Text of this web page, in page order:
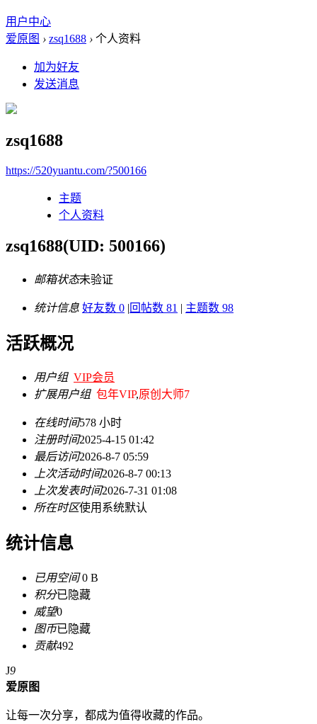
用户中心
爱原图 › zsq1688 › 个人资料
加为好友
发送消息
zsq1688
https://520yuantu.com/?500166
主题
个人资料
zsq1688(UID: 500166)
邮箱状态未验证
统计信息 好友数 0 |回帖数 81 | 主题数 98
活跃概况
用户组 VIP会员
扩展用户组 包年VIP,原创大师7
在线时间578 小时
注册时间2025-4-15 01:42
最后访问2026-8-7 05:59
上次活动时间2026-8-7 00:13
上次发表时间2026-7-31 01:08
所在时区使用系统默认
统计信息
已用空间0 B
积分已隐藏
威望0
图币已隐藏
贡献492
J9
爱原图
让每一次分享，都成为值得收藏的作品。